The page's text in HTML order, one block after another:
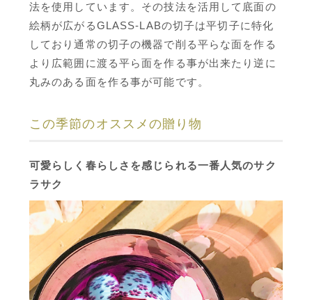
法を使用しています。その技法を活用して底面の
絵柄が広がるGLASS-LABの切子は平切子に特化
しており通常の切子の機器で削る平らな面を作る
より広範囲に渡る平ら面を作る事が出来たり逆に
丸みのある面を作る事が可能です。
この季節のオススメの贈り物
可愛らしく春らしさを感じられる一番人気のサク
ラサク